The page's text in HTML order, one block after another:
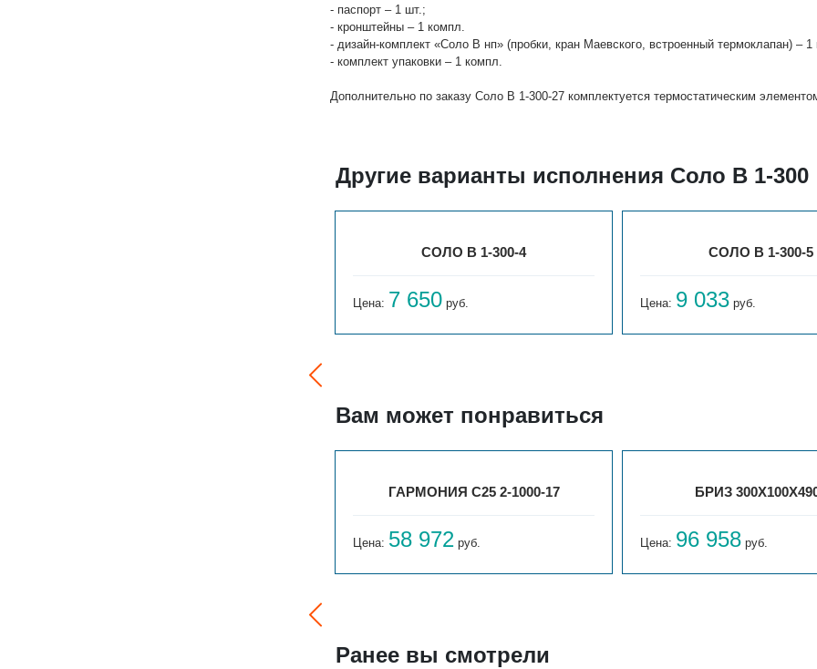
- паспорт – 1 шт.;
- кронштейны – 1 компл.
- дизайн-комплект «Соло В нп» (пробки, кран Маевского, встроенный термоклапан) – 1
- комплект упаковки – 1 компл.
Дополнительно по заказу Соло В 1-300-27 комплектуется термостатическим
Другие варианты исполнения Соло В 1-300
СОЛО В 1-300-4
Цена: 7 650 руб.
СОЛО В 1-300-5
Цена: 9 033 руб.
Вам может понравиться
ГАРМОНИЯ С25 2-1000-17
Цена: 58 972 руб.
БРИЗ
Цена: 96 958 руб.
Ранее вы смотрели